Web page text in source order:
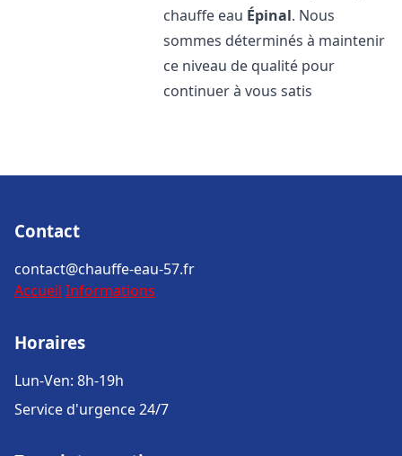
chauffe eau Épinal. Nous
sommes déterminés à maintenir
ce niveau de qualité pour
continuer à vous satis
Contact
contact@chauffe-eau-57.fr
Accueil Informations
Horaires
Lun-Ven: 8h-19h
Service d'urgence 24/7